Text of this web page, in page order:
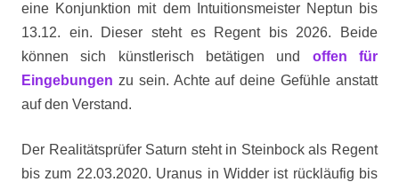
eine Konjunktion mit dem Intuitionsmeister Neptun bis
13.12. ein. Dieser steht es Regent bis 2026. Beide
können sich künstlerisch betätigen und offen für
Eingebungen zu sein. Achte auf deine Gefühle anstatt
auf den Verstand.
Der Realitätsprüfer Saturn steht in Steinbock als Regent
bis zum 22.03.2020. Uranus in Widder ist rückläufig bis